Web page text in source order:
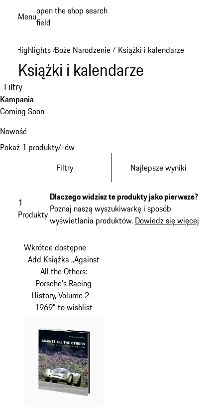
Menuopen the shop search
field
Highlights /Boże Narodzenie / Książki i kalendarze
Książki i kalendarze
Filtry
Kampania
Coming Soon
Nowość
Pokaż 1 produkty/-ów
Filtry
Najlepsze wyniki
1
Produkty
Dlaczego widzisz te produkty jako pierwsze?
Poznaj naszą wyszukiwarkę i sposób
wyświetlania produktów. Dowiedz się więcej
Wkrótce dostępne
Add Książka „Against
All the Others:
Porsche’s Racing
History, Volume 2 –
1969" to wishlist